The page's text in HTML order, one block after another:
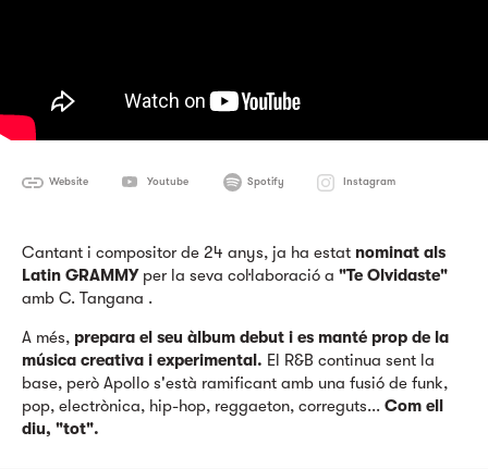
Website Youtube Spotify Instagram
Cantant i compositor de 24 anys, ja ha estat nominat als
Latin GRAMMYper la seva col·laboració a "Te Olvidaste"
amb C. Tangana .
A més, prepara el seu àlbum debut i es manté prop de la
música creativa i experimental. El R&B continua sent la
base, però Apollo s'està ramificant amb una fusió de funk,
pop, electrònica, hip-hop, reggaeton, correguts... Com ell
diu, "tot".